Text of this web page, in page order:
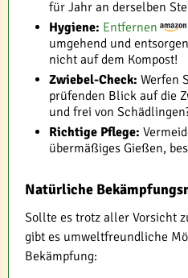
für Jahr an derselben
Hygiene: Entfernen
umgehend und
nicht auf dem Kompost!
Zwiebel-Check: Werfen
prüfenden Blick auf die
und frei von
Richtige Pflege:
übermäßiges Gießen,
Natürliche
Sollte es trotz aller Vorsicht
gibt es umweltfreundliche
Bekämpfung: